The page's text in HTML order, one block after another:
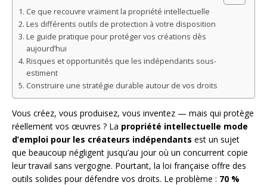
Ce que recouvre vraiment la propriété intellectuelle
Les différents outils de protection à votre disposition
Le guide pratique pour protéger vos créations dès
aujourd’hui
Risques et opportunités que les indépendants sous-
estiment
Construire une stratégie durable autour de vos droits
Vous créez, vous produisez, vous inventez — mais qui protège
réellement vos œuvres ? La propriété intellectuelle mode
d’emploi pour les créateurs indépendants est un sujet
que beaucoup négligent jusqu’au jour où un concurrent copie
leur travail sans vergogne. Pourtant, la loi française offre des
outils solides pour défendre vos droits. Le problème : 70 %